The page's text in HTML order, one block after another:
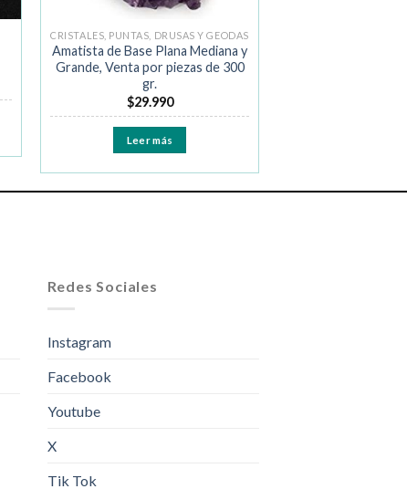
CRISTALES, PUNTAS, DRUSAS Y GEODAS
Amatista de Base Plana Mediana y
Grande, Venta por piezas de 300
gr.
$29.990
Leer más
Redes Sociales
Instagram
Facebook
Youtube
X
Tik Tok